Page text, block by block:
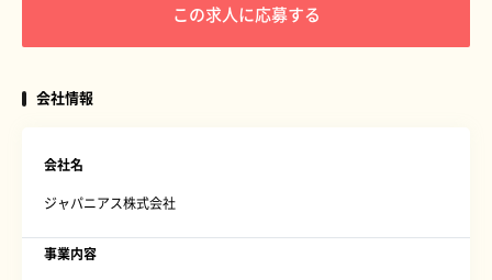
この求人に応募する
会社情報
会社名
ジャパニアス株式会社
事業内容